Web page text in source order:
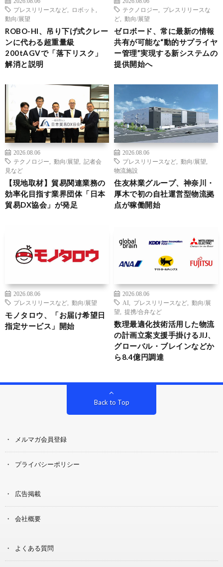
プレスリリースなど
ロボット
動向/展望
ROBO-HI、吊り下げ式クレー
ンに代わる超重量級
200tAGVで「落下リスク」
解消と説明
テクノロジー
プレスリリースな
ど
動向/展望
ゼロボード、常に最新の情報
共有が可能な“動的サプライヤ
ー管理”実現する新システムの
提供開始へ
2026.08.06
テクノロジー
動向/展望
記者会
見など
【現地取材】貿易関連業務の
効率化目指す業界団体「日本
貿易DX協会」が発足
2026.08.06
プレスリリースなど
動向/展望
物流施設
住友林業グループ、神奈川・
厚木で初の自社運営型物流拠
点が稼働開始
2026.08.06
プレスリリースなど
動向/展望
モノタロウ、「お届け希望日
指定サービス」開始
2026.08.06
AI
プレスリリースなど
動向/展
望
提携/合弁など
数理最適化技術活用した物流
の計画立案支援手掛けるJIJ、
グローバル・ブレインなどか
ら8.4億円調達
Back to Top
メルマガ会員登録
プライバシーポリシー
広告掲載
会社概要
よくある質問